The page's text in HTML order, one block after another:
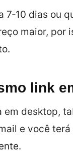
7‑10 dias ou
maior, por
link
em desktop,
e você